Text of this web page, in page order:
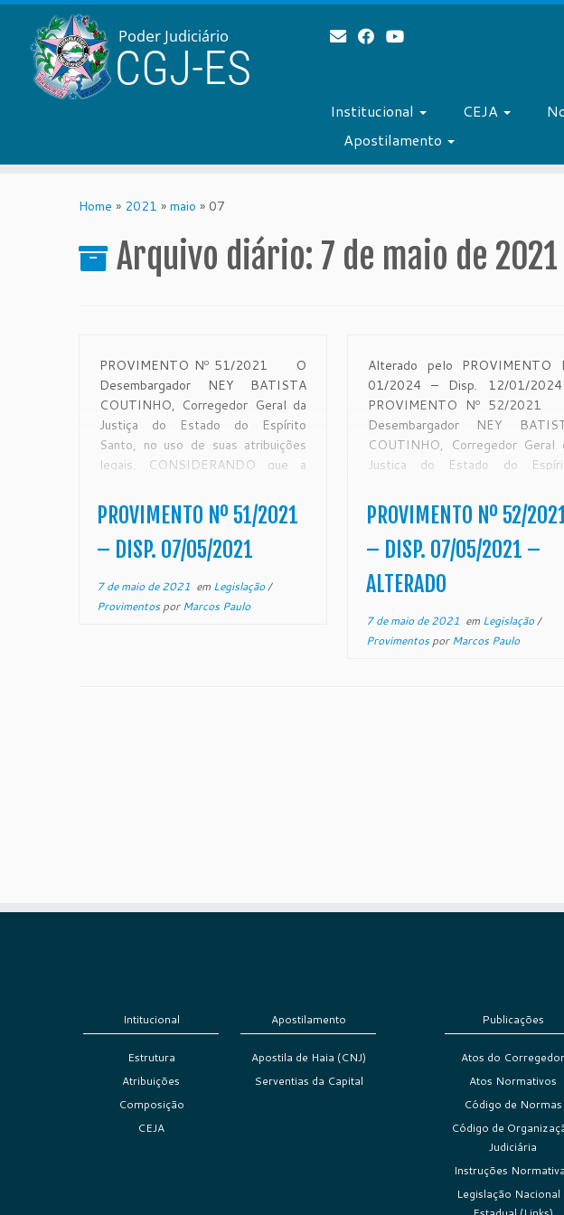
Institucional CEJA
Apostilamento
Home » 2021 » maio » 07
Arquivo diário: 7 de maio de 2021
PROVIMENTO Nº 51/2021 O
Desembargador NEY BATISTA
COUTINHO, Corregedor Geral da
Justiça do Estado do Espírito
Santo, no uso de suas atribuições
legais, CONSIDERANDO que a
órgão de fiscalização, que disciplina
a orientação administrativa com
jurisdição em todo o Estado do
Espirito Santo, conforme artigo […]
PROVIMENTO Nº 51/2021
– DISP. 07/05/2021
7 de maio de 2021 em Legislação/
ProvimentosporMarcos Paulo
Alterado pelo PROVIMENTO
01/2024 – Disp. 12/01/
PROVIMENTO Nº 52/2021
Desembargador NEY
COUTINHO, Corregedor Geral
Justiça do Estado do
legais, CONSIDERANDO que
Corregedoria Geral da Justiça
órgão de fiscalização, que
a orientação administrativa
jurisdição em todo […]
PROVIMENTO Nº 52/
– DISP. 07/05/2021 –
ALTERADO
7 de maio de 2021 em Legislação/
ProvimentosporMarcos Paulo
Intitucional
Estrutura
Atribuições
Composição
CEJA
Apostilamento
Apostila de Haia (CNJ)
Serventias da Capital
Publicações
Atos do Corregedor
Atos Normativos
Código de Normas
Código de
Judiciária
Instruções
Legislação Nacional